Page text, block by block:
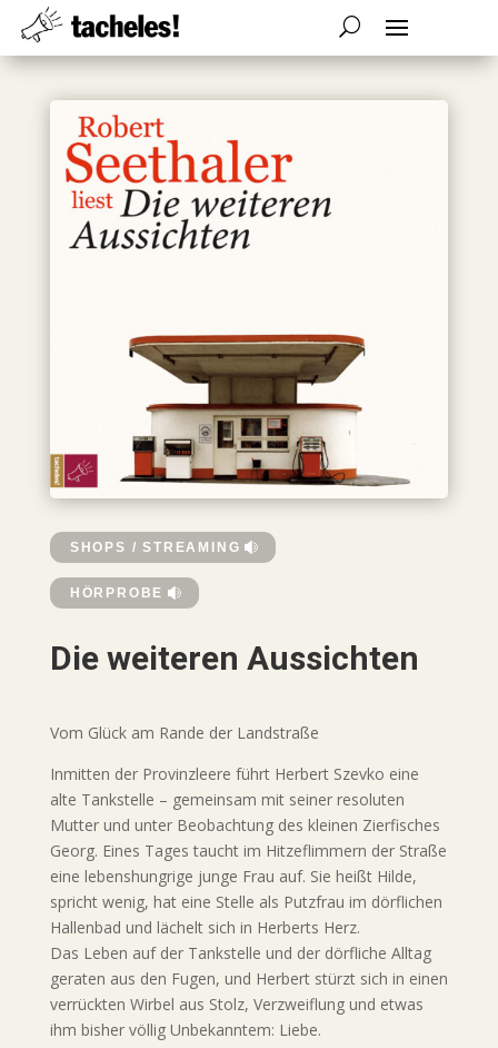
SHOPS / STREAMING
HÖRPROBE
Die weiteren Aussichten
Vom Glück am Rande der Landstraße
Inmitten der Provinzleere führt Herbert Szevko eine
alte Tankstelle – gemeinsam mit seiner resoluten
Mutter und unter Beobachtung des kleinen Zierfisches
Georg. Eines Tages taucht im Hitzeflimmern der Straße
eine lebenshungrige junge Frau auf. Sie heißt Hilde,
spricht wenig, hat eine Stelle als Putzfrau im dörflichen
Hallenbad und lächelt sich in Herberts Herz.
Das Leben auf der Tankstelle und der dörfliche Alltag
geraten aus den Fugen, und Herbert stürzt sich in einen
verrückten Wirbel aus Stolz, Verzweiflung und etwas
ihm bisher völlig Unbekanntem: Liebe.